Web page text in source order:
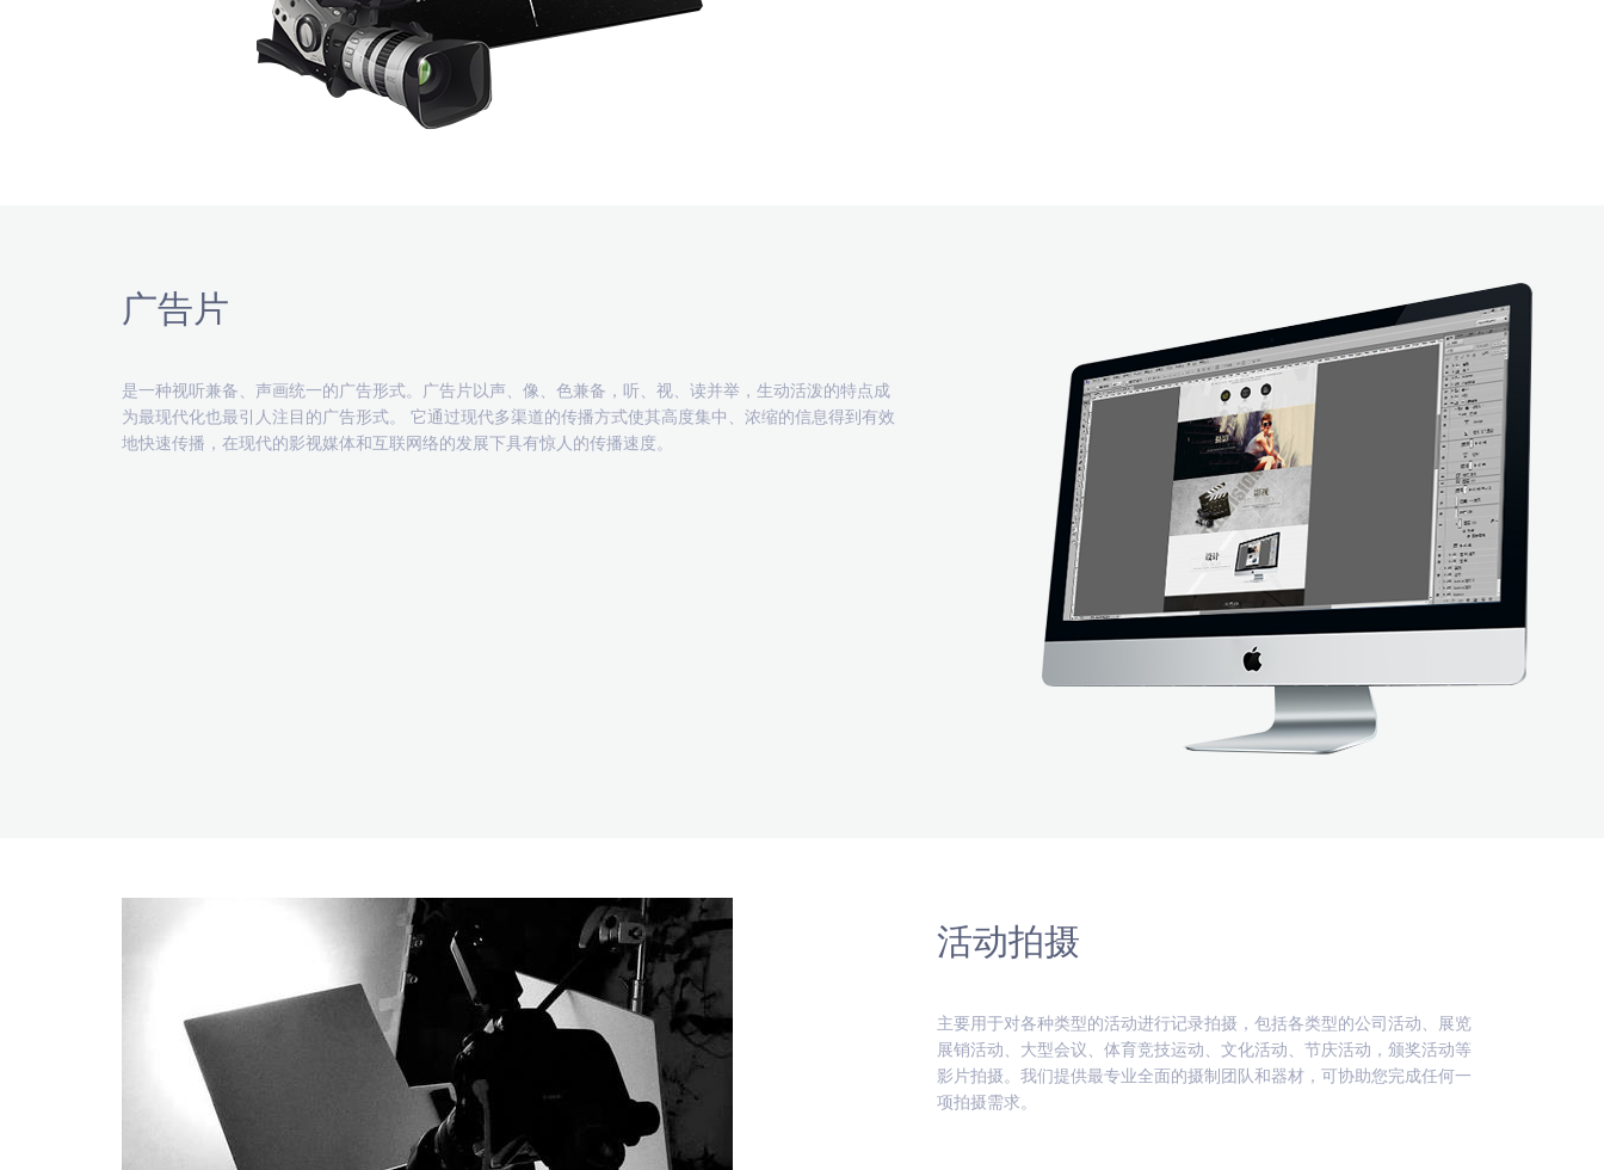
广告片
是一种视听兼备、声画统一的广告形式。广告片以声、像、色兼备，听、视、读并举，生动活泼的特点成
为最现代化也最引人注目的广告形式。 它通过现代多渠道的传播方式使其高度集中、浓缩的信息得到有效
地快速传播，在现代的影视媒体和互联网络的发展下具有惊人的传播速度。
活动拍摄
主要用于对各种类型的活动进行记录拍摄，包括各类型的公司活动、展览
展销活动、大型会议、体育竞技运动、文化活动、节庆活动，颁奖活动等
影片拍摄。我们提供最专业全面的摄制团队和器材，可协助您完成任何一
项拍摄需求。